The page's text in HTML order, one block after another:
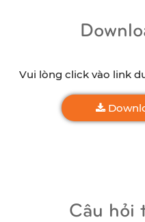
Vui lòng click vào link
Câu hỏi